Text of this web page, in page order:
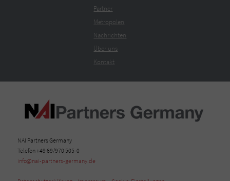
Partner
Metropolen
Nachrichten
Über uns
Kontakt
NAI Partners Germany
Telefon +49 69/970 505-0
info@nai-partners-germany.de